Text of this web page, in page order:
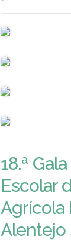
18.ª
Escolar
Agrícola
Alentejo